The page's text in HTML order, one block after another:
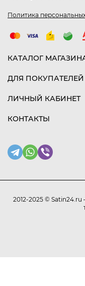
Политика
КАТАЛОГ
ДЛЯ ПОКУПАТЕЛЕЙ
ЛИЧНЫЙ КАБИНЕТ
КОНТАКТЫ
2012-2025 ©